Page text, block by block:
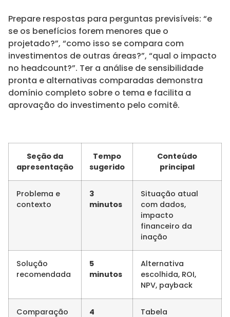
Prepare respostas para perguntas previsíveis: “e
se os benefícios forem menores que o
projetado?”, “como isso se compara com
investimentos de outras áreas?”, “qual o impacto
no headcount?”. Ter a análise de sensibilidade
pronta e alternativas comparadas demonstra
domínio completo sobre o tema e facilita a
aprovação do investimento pelo comitê.
Seção da
apresentação
Tempo
sugerido
Conteúdo
principal
Problema e
contexto
3
minutos
Situação atual
com dados,
impacto
financeiro da
inação
Solução
recomendada
5
minutos
Alternativa
escolhida, ROI,
NPV, payback
Comparação 4 Tabela